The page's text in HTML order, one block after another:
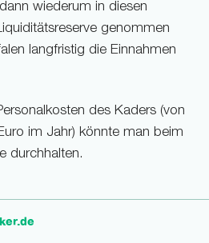
wiederum in diesen
genommen
langfristig die Einnahmen
des Kaders (von
im Jahr) könnte man beim
durchhalten.